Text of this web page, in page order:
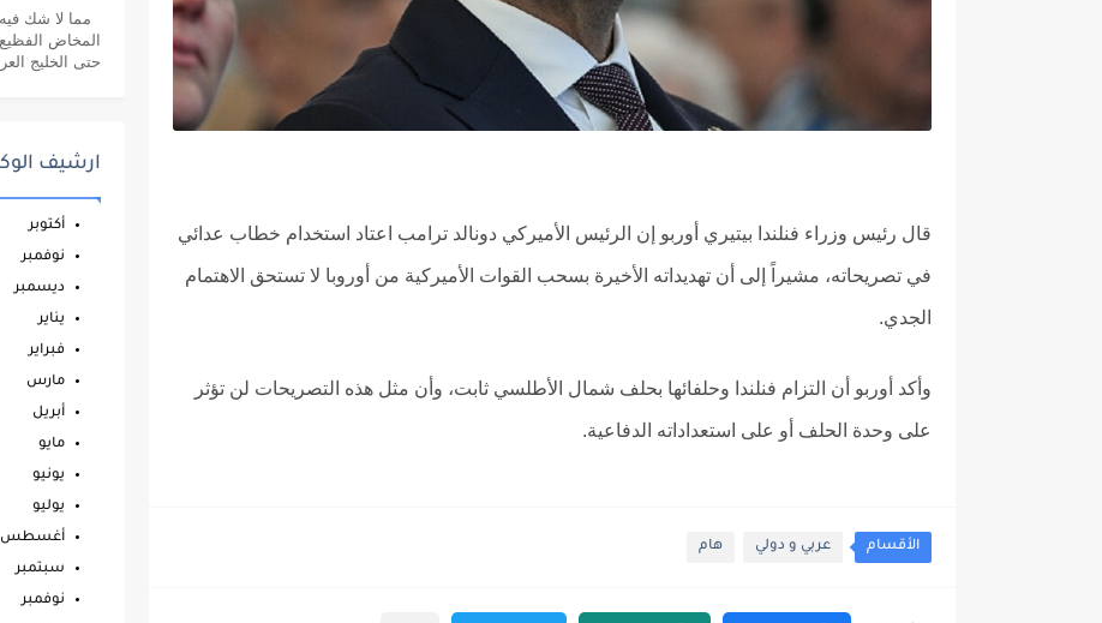
قال رئيس وزراء فنلندا بيتيري أوربو إن الرئيس الأميركي دونالد ترامب اعتاد استخدام خطاب عدائي
في تصريحاته، مشيراً إلى أن تهديداته الأخيرة بسحب القوات الأميركية من أوروبا لا تستحق الاهتمام
الجدي.
وأكد أوربو أن التزام فنلندا وحلفائها بحلف شمال الأطلسي ثابت، وأن مثل هذه التصريحات لن تؤثر
على وحدة الحلف أو على استعداداته الدفاعية.
الأقسام عربي و دولي هام
مما لا شك
المخاض
حتى الخليج
ارشيف
أكتوبر
نوفمبر
ديسمبر
يناير
فبراير
مارس
أبريل
مايو
يونيو
يوليو
أغسطس
سبتمبر
نوفمبر